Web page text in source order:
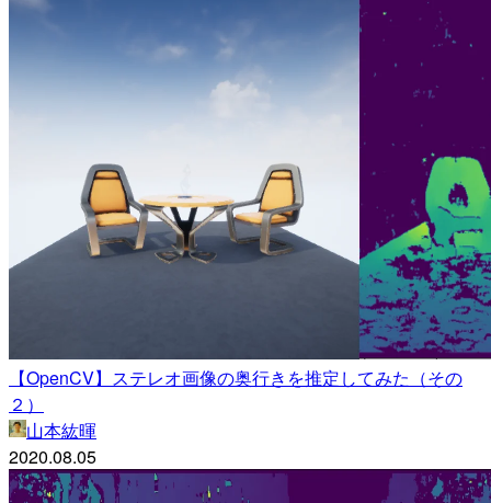
【OpenCV】ステレオ画像の奥行きを推定してみた（その
２）
山本紘暉
2020.08.05